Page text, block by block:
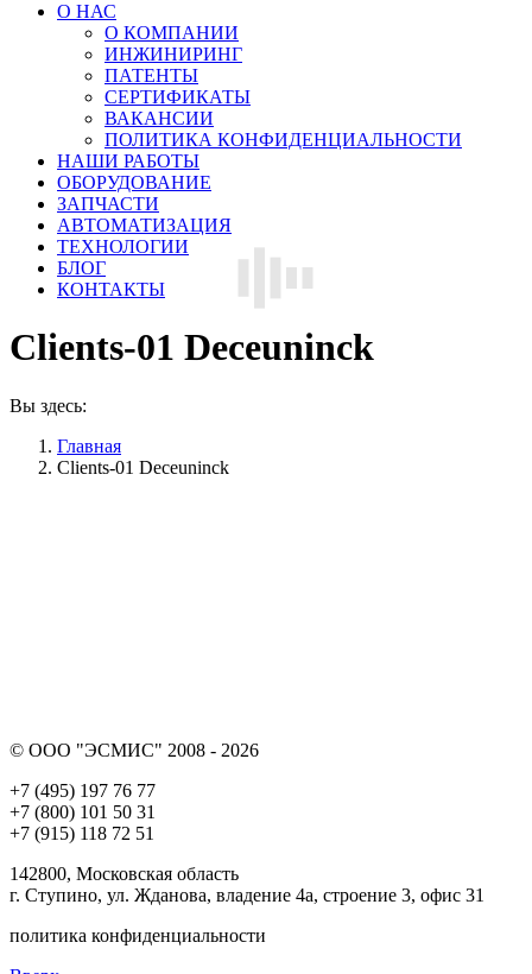
О НАС
О КОМПАНИИ
ИНЖИНИРИНГ
ПАТЕНТЫ
СЕРТИФИКАТЫ
ВАКАНСИИ
ПОЛИТИКА КОНФИДЕНЦИАЛЬНОСТИ
НАШИ РАБОТЫ
ОБОРУДОВАНИЕ
ЗАПЧАСТИ
АВТОМАТИЗАЦИЯ
ТЕХНОЛОГИИ
БЛОГ
КОНТАКТЫ
Clients-01 Deceuninck
Вы здесь:
Главная
Clients-01 Deceuninck
© ООО "ЭСМИС" 2008 - 2026
+7 (495) 197 76 77
+7 (800) 101 50 31
+7 (915) 118 72 51
142800, Московская область
г. Ступино, ул. Жданова, владение 4а, строение 3, офис 31
политика конфиденциальности